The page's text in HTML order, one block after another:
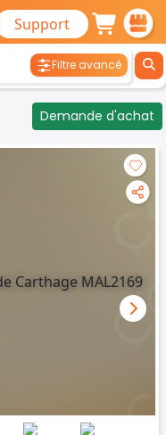
Support
Filtre avancé
Demande d'achat